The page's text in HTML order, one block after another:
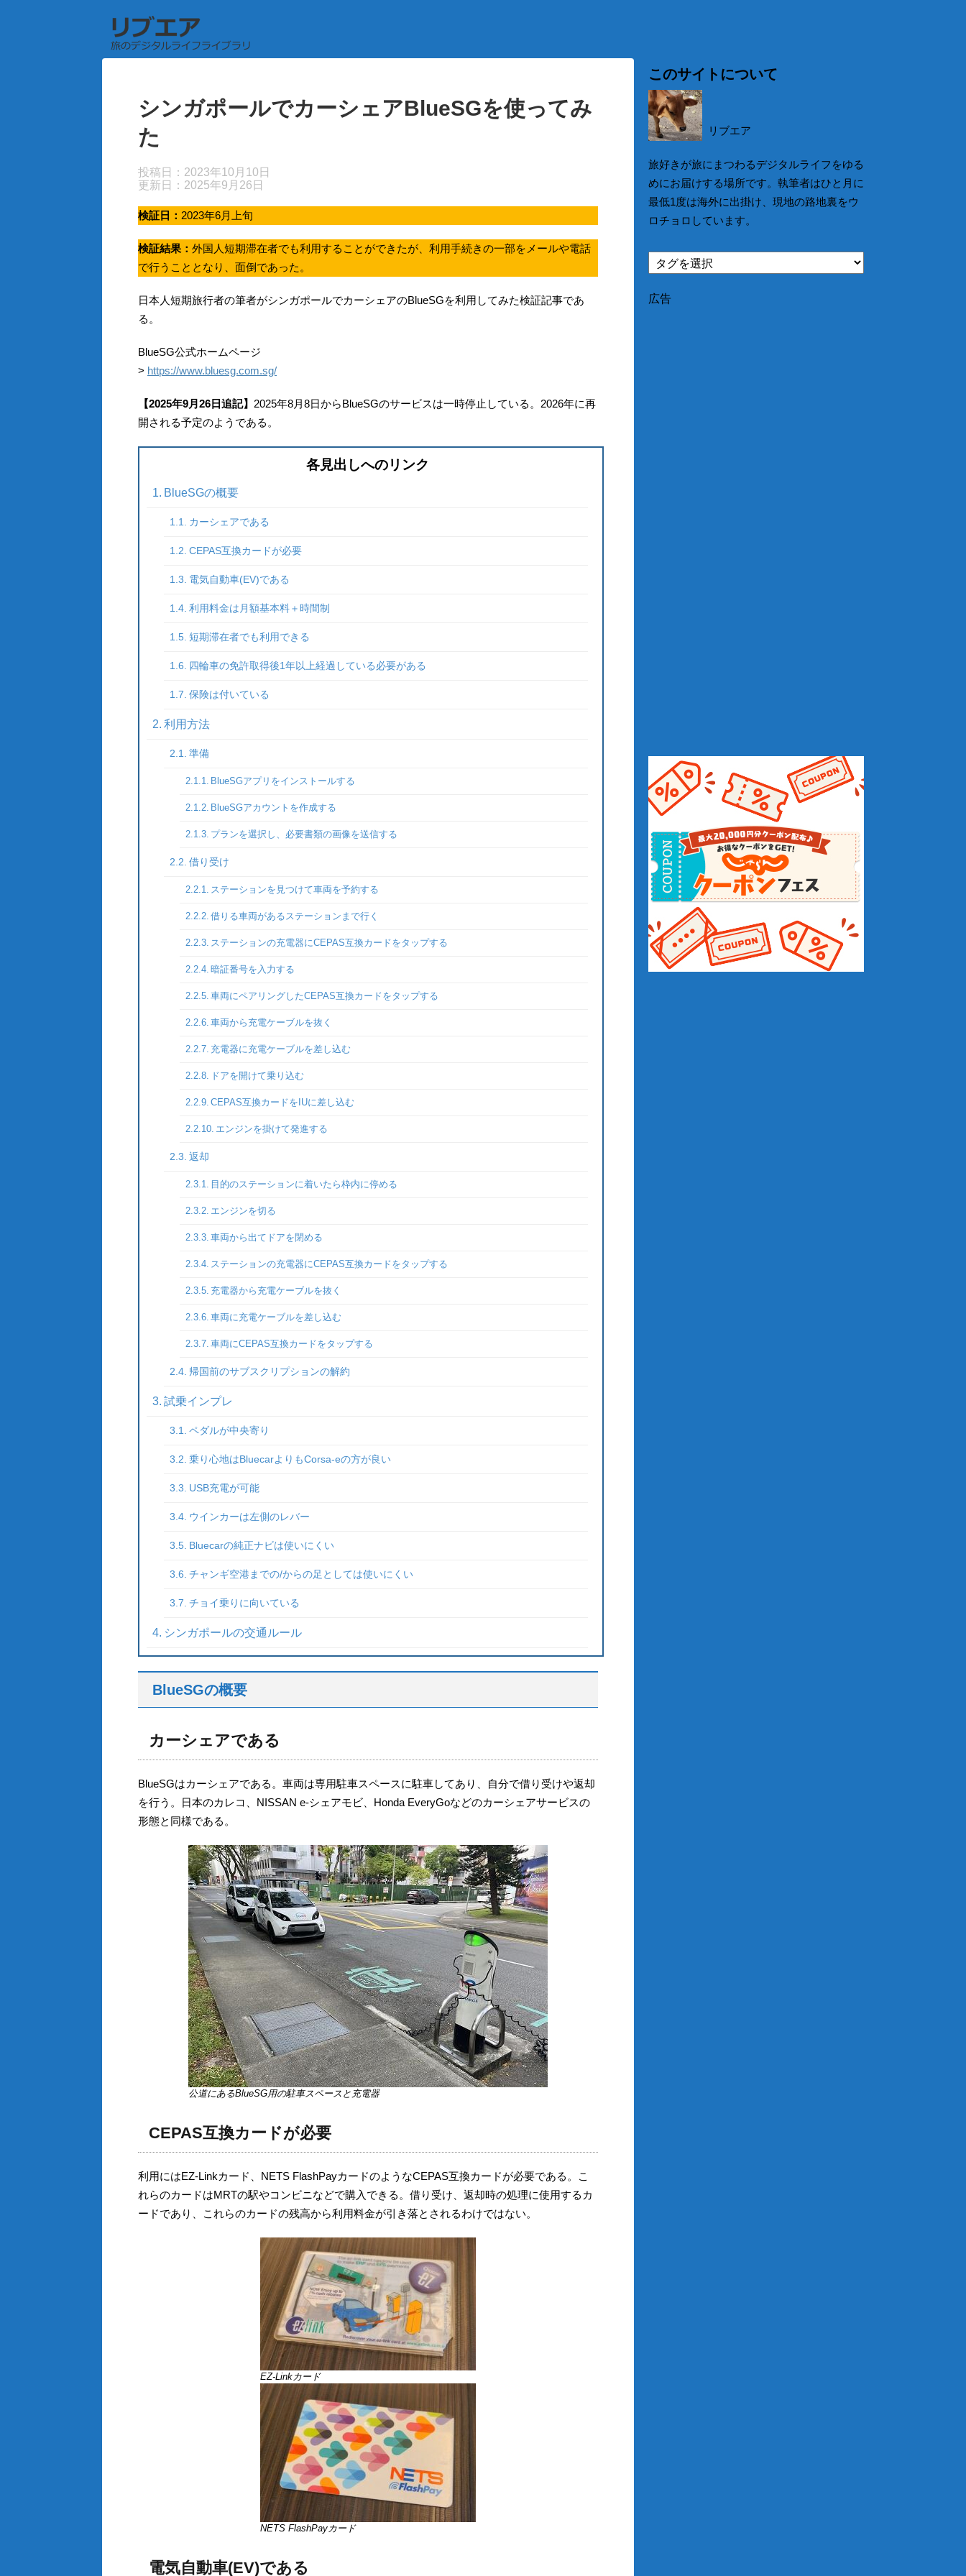
シンガポールでカーシェアBlueSGを使ってみ
た
投稿日：2023年10月10日
更新日： 2025年9月26日
検証日： 2023年6月上旬
検証結果： 外国人短期滞在者でも利用することができたが、利用手続きの一部をメールや電話
で行うこととなり、面倒であった。
日本人短期旅行者の筆者がシンガポールでカーシェアのBlueSGを利用してみた検証記事であ
る。
BlueSG公式ホームページ
> https://www.bluesg.com.sg/
【2025年9月26日追記】 2025年8月8日からBlueSGのサービスは一時停止している。2026年に再
開される予定のようである。
各見出しへのリンク
BlueSGの概要
カーシェアである
CEPAS互換カードが必要
電気自動車(EV)である
利用料金は月額基本料＋時間制
短期滞在者でも利用できる
四輪車の免許取得後1年以上経過している必要がある
保険は付いている
利用方法
準備
BlueSGアプリをインストールする
BlueSGアカウントを作成する
プランを選択し、必要書類の画像を送信する
借り受け
ステーションを見つけて車両を予約する
借りる車両があるステーションまで行く
ステーションの充電器にCEPAS互換カードをタップする
暗証番号を入力する
車両にペアリングしたCEPAS互換カードをタップする
車両から充電ケーブルを抜く
充電器に充電ケーブルを差し込む
ドアを開けて乗り込む
CEPAS互換カードをIUに差し込む
エンジンを掛けて発進する
返却
目的のステーションに着いたら枠内に停める
エンジンを切る
車両から出てドアを閉める
ステーションの充電器にCEPAS互換カードをタップする
充電器から充電ケーブルを抜く
車両に充電ケーブルを差し込む
車両にCEPAS互換カードをタップする
帰国前のサブスクリプションの解約
試乗インプレ
ペダルが中央寄り
乗り心地はBluecarよりもCorsa-eの方が良い
USB充電が可能
ウインカーは左側のレバー
Bluecarの純正ナビは使いにくい
チャンギ空港までの/からの足としては使いにくい
チョイ乗りに向いている
シンガポールの交通ルール
BlueSGの概要
カーシェアである
BlueSGはカーシェアである。車両は専用駐車スペースに駐車してあり、自分で借り受けや返却
を行う。日本のカレコ、NISSAN e-シェアモビ、Honda EveryGoなどのカーシェアサービスの
形態と同様である。
公道にあるBlueSG用の駐車スペースと充電器
CEPAS互換カードが必要
利用にはEZ-Linkカード、NETS FlashPayカードのようなCEPAS互換カードが必要である。こ
れらのカードはMRTの駅やコンビニなどで購入できる。借り受け、返却時の処理に使用するカ
ードであり、これらのカードの残高から利用料金が引き落とされるわけではない。
EZ-Linkカード
NETS FlashPayカード
電気自動車(EV)である
このサイトについて
リブエア
旅好きが旅にまつわるデジタルライフをゆる
めにお届けする場所です。執筆者はひと月に
最低1度は海外に出掛け、現地の路地裏をウ
ロチョロしています。
広告